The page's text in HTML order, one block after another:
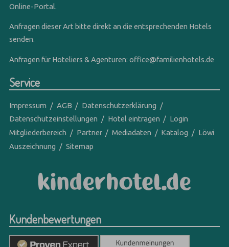
Online-Portal.
Anfragen dieser Art bitte direkt an die entsprechenden Hotels
senden.
Anfragen für Hoteliers & Agenturen:office@familienhotels.de
Service
Impressum AGB
Datenschutzerklärung
Datenschutzeinstellungen
Hotel eintragen
Login
Mitgliederbereich
Partner Mediadaten Katalog
Löwi
Auszeichnung
Sitemap
Kundenbewertungen